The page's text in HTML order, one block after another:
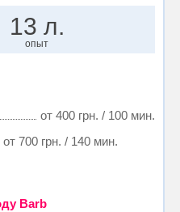
13 л.
опыт
от 400 грн. / 100 мин.
от 700 грн. / 140 мин.
Barb